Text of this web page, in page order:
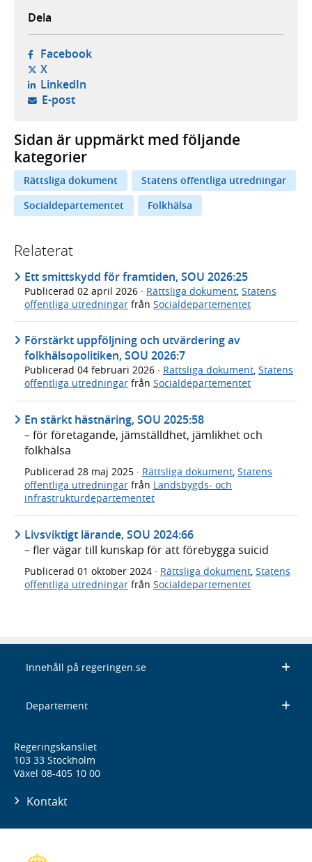
Dela
Facebook- öppnas i ny flik, extern webbplats,
X- öppnas i ny flik, extern webbplats,
LinkedIn- öppnas i ny flik, extern webbplats,
E-post- öppnar din e-postklient,
Sidan är uppmärkt med följande
kategorier
Rättsliga dokument
Statens offentliga utredningar
Socialdepartementet
Folkhälsa
Relaterat
Ett smittskydd för framtiden, SOU 2026:25
Publicerad 02 april 2026 · Rättsliga dokument Statens
offentliga utredningar från Socialdepartementet
Förstärkt uppföljning och utvärdering av
folkhälsopolitiken, SOU 2026:7
Publicerad 04 februari 2026 · Rättsliga dokument, Statens
offentliga utredningar från Socialdepartementet
En stärkt hästnäring, SOU 2025:58
– för företagande, jämställdhet, jämlikhet och
folkhälsa
Publicerad 28 maj 2025 · Rättsliga dokument, Statens
offentliga utredningar från Landsbygds- och
infrastrukturdepartementet
Livsviktigt lärande, SOU 2024:66
– fler vägar till kunskap för att förebygga suicid
Publicerad 01 oktober 2024 · Rättsliga dokument Statens
offentliga utredningar från Socialdepartementet
Innehåll på regeringen.se
Departement
Regeringskansliet
103 33 Stockholm
Växel 08-405 10 00
Kontakt